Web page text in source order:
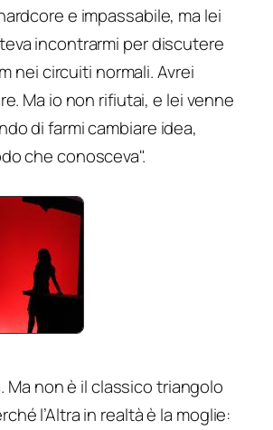
e impassabile, ma lei
incontrarmi per discutere
nei circuiti normali. Avrei
Ma io non rifiutai, e lei venne
di farmi cambiare idea,
che conosceva".
Ma non è il classico triangolo
l’Altra in realtà è la moglie: